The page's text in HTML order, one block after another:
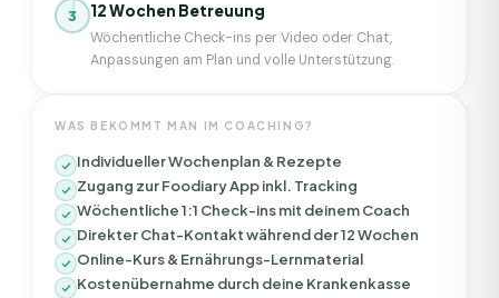
3 12 Wochen Betreuung
Wöchentliche Check-ins per Video oder Chat,
Anpassungen am Plan und volle Unterstützung.
WAS BEKOMMT MAN IM COACHING?
Individueller Wochenplan & Rezepte
Zugang zur Foodiary App inkl. Tracking
Wöchentliche 1:1 Check-ins mit deinem Coach
Direkter Chat-Kontakt während der 12 Wochen
Online-Kurs & Ernährungs-Lernmaterial
Kostenübernahme durch deine Krankenkasse